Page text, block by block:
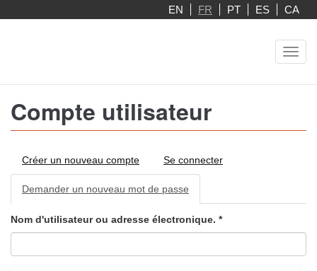
EN FR PT ES CA
Compte utilisateur
Onglets
principaux
Créer un nouveau compte Se connecter
Demander un nouveau mot de passe
actif)
Nom d'utilisateur ou adresse électronique. *